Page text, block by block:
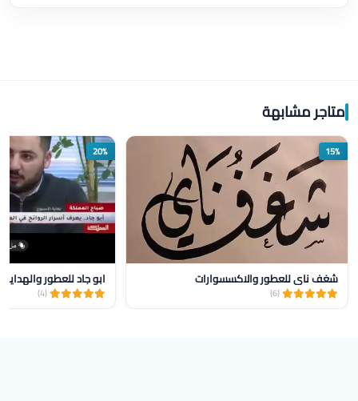
متاجر مشابهة
15%
شغف ناي للعطور والاكسسوارات
(6)
20%
ابو جاد للعطور والهدايا
(4)